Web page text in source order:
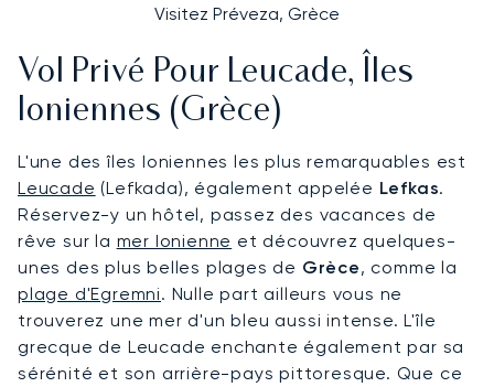
Visitez Préveza, Grèce
Vol Privé Pour Leucade, Îles
Ioniennes (Grèce)
L'une des îles Ioniennes les plus remarquables est
Leucade (Lefkada), également appelée Lefkas.
Réservez-y un hôtel, passez des vacances de
rêve sur la mer Ionienne et découvrez quelques-
unes des plus belles plages de Grèce, comme la
plage d'Egremni. Nulle part ailleurs vous ne
trouverez une mer d'un bleu aussi intense. L'île
grecque de Leucade enchante également par sa
sérénité et son arrière-pays pittoresque. Que ce